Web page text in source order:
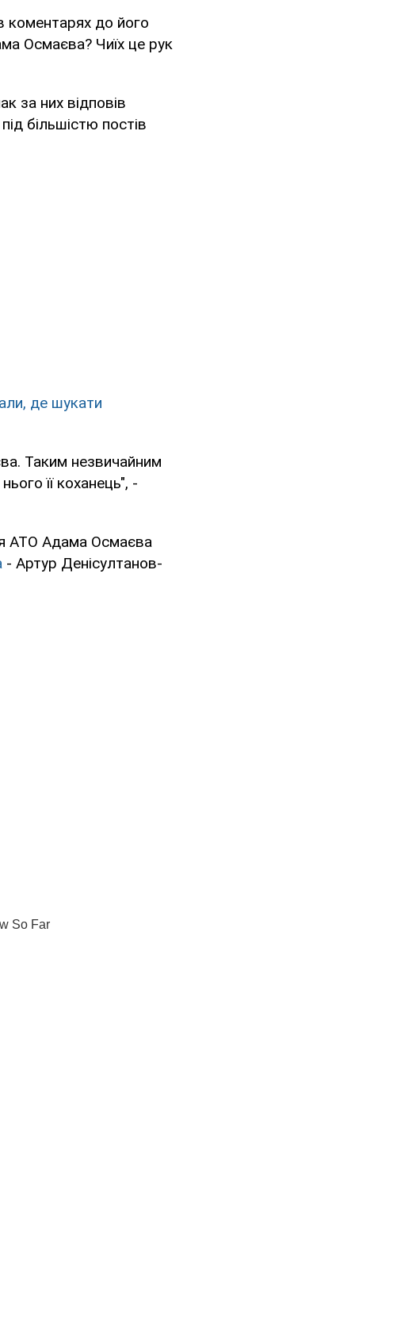
коментарях до його
Осмаєва? Чиїх це рук
за них відповів
більшістю постів
де шукати
Таким незвичайним
її коханець", -
АТО Адама Осмаєва
- Артур Денісултанов-